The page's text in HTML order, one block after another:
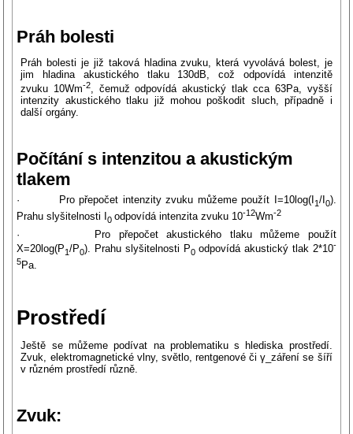
Práh bolesti
Práh bolesti je již taková hladina zvuku, která vyvolává bolest, je
jim hladina akustického tlaku 130dB, což odpovídá intenzitě
zvuku 10Wm-2, čemuž odpovídá akustický tlak cca 63Pa, vyšší
intenzity akustického tlaku již mohou poškodit sluch, případně i
další orgány.
Počítání s intenzitou a akustickým
tlakem
· Pro přepočet intenzity zvuku můžeme použít I=10log(I 1/I 0).
Prahu slyšitelnosti I0odpovídá intenzita zvuku 10-12Wm-2
· Pro přepočet akustického tlaku můžeme použít
X=20log(P1/P0). Prahu slyšitelnosti P0 odpovídá akustický tlak 2*10-
5Pa.
Prostředí
Ještě se můžeme podívat na problematiku s hlediska prostředí.
Zvuk, elektromagnetické vlny, světlo, rentgenové či γ_záření se šíří
v různém prostředí různě.
Zvuk: